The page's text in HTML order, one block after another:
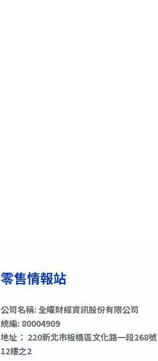
公司名稱: 全曜財經資訊股份有限公司
統編: 80004909
地址： 220新北市板橋區文化路一段268號
12樓之2